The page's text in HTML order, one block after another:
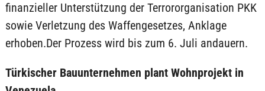
finanzieller Unterstützung der Terrororganisation PKK
sowie Verletzung des Waffengesetzes, Anklage
erhoben.Der Prozess wird bis zum 6. Juli andauern.
Türkischer Bauunternehmen plant Wohnprojekt in